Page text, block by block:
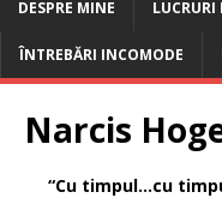
DESPRE MINE LUCRURI
ÎNTREBĂRI INCOMODE
Narcis
“Cu timpul…cu